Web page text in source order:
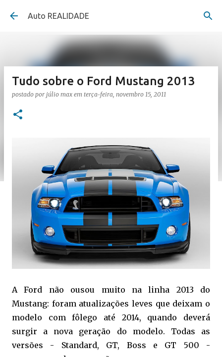
Pular para o conteúdo principal
Auto REALIDADE
Tudo sobre o Ford Mustang 2013
postado por júlio max em terça-feira, novembro 15, 2011
A Ford não ousou muito na linha 2013 do
Mustang: foram atualizações leves que deixam o
modelo com fôlego até 2014, quando deverá
surgir a nova geração do modelo. Todas as
versões - Standard, GT, Boss e GT 500 -